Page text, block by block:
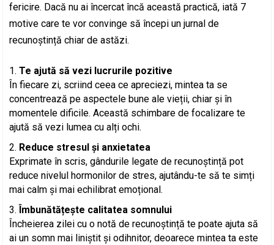
fericire. Dacă nu ai încercat încă această practică, iată 7
motive care te vor convinge să începi un jurnal de
recunoștință chiar de astăzi.
Te ajută să vezi lucrurile pozitive
În fiecare zi, scriind ceea ce apreciezi, mintea ta se
concentrează pe aspectele bune ale vieții, chiar și în
momentele dificile. Această schimbare de focalizare te
ajută să vezi lumea cu alți ochi.
Reduce stresul și anxietatea
Exprimate în scris, gândurile legate de recunoștință pot
reduce nivelul hormonilor de stres, ajutându-te să te simți
mai calm și mai echilibrat emoțional.
Îmbunătățește calitatea somnului
Încheierea zilei cu o notă de recunoștință te poate ajuta să
ai un somn mai liniștit și odihnitor, deoarece mintea ta este